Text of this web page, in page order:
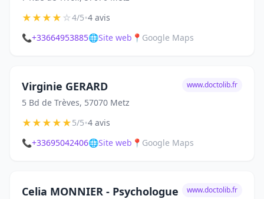
★★★★☆4/5•4 avis
📞+33664953885🌐Site web 📍 Google Maps
Virginie GERARD
5 Bd de Trèves, 57070 Metz
www.doctolib.fr
★★★★★5/5•4 avis
📞+33695042406🌐Site web 📍 Google Maps
Celia MONNIER - Psychologue www.doctolib.fr